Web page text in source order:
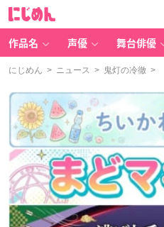
作品名 声優 舞台俳優
にじめん > ニュース > 鬼灯の冷徹 >